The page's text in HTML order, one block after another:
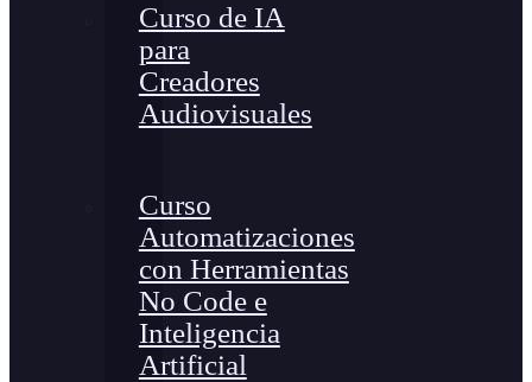
Curso de IA
para
Creadores
Audiovisuales
Curso
Automatizaciones
con Herramientas
No Code e
Inteligencia
Artificial